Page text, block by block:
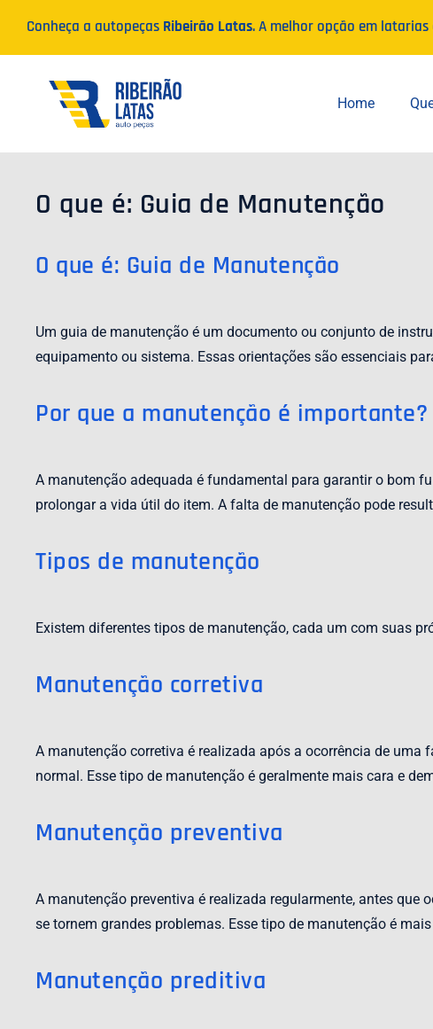
o
conteúdo
Conheça a autopeças Ribeirão Latas. A melhor opção em
Home
O que é: Guia de Manutenção
O que é: Guia de Manutenção
Um guia de manutenção é um documento ou conjunto de
equipamento ou sistema. Essas orientações são essenciais
Por que a manutenção é importante?
A manutenção adequada é fundamental para garantir o bom
prolongar a vida útil do item. A falta de manutenção pode
Tipos de manutenção
Existem diferentes tipos de manutenção, cada um com suas
Manutenção corretiva
A manutenção corretiva é realizada após a ocorrência de
normal. Esse tipo de manutenção é geralmente mais cara e
Manutenção preventiva
A manutenção preventiva é realizada regularmente, antes
se tornem grandes problemas. Esse tipo de manutenção é
Manutenção preditiva